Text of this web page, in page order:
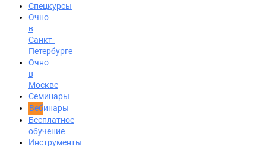
Вход на портал
8 (800) 200-24-26
Спецкурсы
Очно
в
Санкт-
Петербурге
Очно
в
Москве
Семинары
Вебинары
Бесплатное
обучение
Инструменты